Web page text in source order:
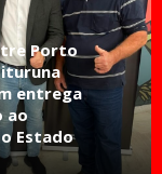
Porto
entrega
ao
Estado